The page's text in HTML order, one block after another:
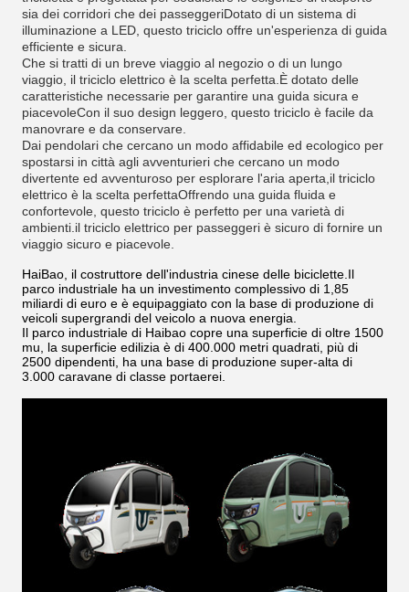
sia dei corridori che dei passeggeriDotato di un sistema di
illuminazione a LED, questo triciclo offre un'esperienza di guida
efficiente e sicura.
Che si tratti di un breve viaggio al negozio o di un lungo
viaggio, il triciclo elettrico è la scelta perfetta.È dotato delle
caratteristiche necessarie per garantire una guida sicura e
piacevoleCon il suo design leggero, questo triciclo è facile da
manovrare e da conservare.
Dai pendolari che cercano un modo affidabile ed ecologico per
spostarsi in città agli avventurieri che cercano un modo
divertente ed avventuroso per esplorare l'aria aperta,il triciclo
elettrico è la scelta perfettaOffrendo una guida fluida e
confortevole, questo triciclo è perfetto per una varietà di
ambienti.il triciclo elettrico per passeggeri è sicuro di fornire un
viaggio sicuro e piacevole.
HaiBao, il costruttore dell'industria cinese delle biciclette.Il
parco industriale ha un investimento complessivo di 1,85
miliardi di euro e è equipaggiato con la base di produzione di
veicoli supergrandi del veicolo a nuova energia.
Il parco industriale di Haibao copre una superficie di oltre 1500
mu, la superficie edilizia è di 400.000 metri quadrati, più di
2500 dipendenti, ha una base di produzione super-alta di
3.000 caravane di classe portaerei.